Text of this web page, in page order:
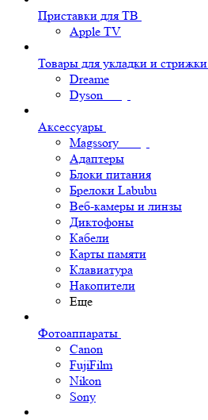
Приставки для ТВ
Apple TV
Товары для укладки и стрижки
Dreame
Dyson
Аксессуары
Magssory
Адаптеры
Блоки питания
Брелоки Labubu
Веб-камеры и линзы
Диктофоны
Кабели
Карты памяти
Клавиатура
Накопители
Еще
Фотоаппараты
Canon
FujiFilm
Nikon
Sony